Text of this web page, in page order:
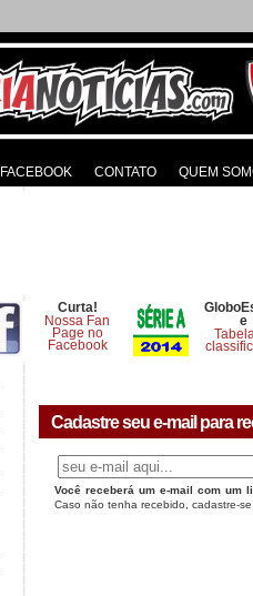
FACEBOOK CONTATO QUEM
Curta!
Nossa Fan
Page no
Facebook
e
Cadastre seu e-mail para
Você receberá um e-mail com um
Caso não tenha recebido, cadastre-